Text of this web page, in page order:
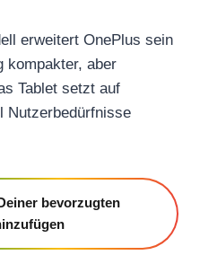
erweitert OnePlus sein
kompakter, aber
Tablet setzt auf
Nutzerbedürfnisse
bevorzugten